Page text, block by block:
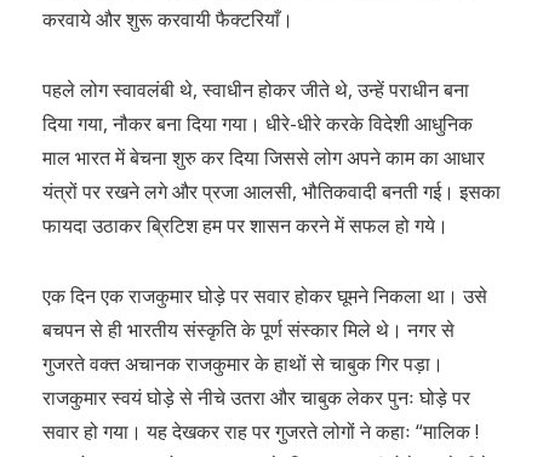
करवाये और शुरू करवायी फैक्टरियाँ।
पहले लोग स्वावलंबी थे, स्वाधीन होकर जीते थे, उन्हें पराधीन बना
दिया गया, नौकर बना दिया गया। धीरे-धीरे करके विदेशी आधुनिक
माल भारत में बेचना शुरु कर दिया जिससे लोग अपने काम का आधार
यंत्रों पर रखने लगे और प्रजा आलसी, भौतिकवादी बनती गई। इसका
फायदा उठाकर ब्रिटिश हम पर शासन करने में सफल हो गये।
एक दिन एक राजकुमार घोड़े पर सवार होकर घूमने निकला था। उसे
बचपन से ही भारतीय संस्कृति के पूर्ण संस्कार मिले थे। नगर से
गुजरते वक्त अचानक राजकुमार के हाथों से चाबुक गिर पड़ा।
राजकुमार स्वयं घोड़े से नीचे उतरा और चाबुक लेकर पुनः घोड़े पर
सवार हो गया। यह देखकर राह पर गुजरते लोगों ने कहाः “मालिक !